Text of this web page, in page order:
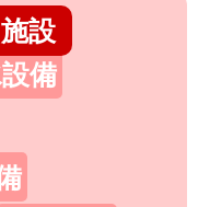
設
備